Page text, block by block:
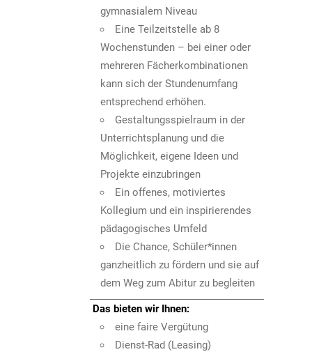
gymnasialem Niveau
Eine Teilzeitstelle ab 8
Wochenstunden – bei einer oder
mehreren Fächerkombinationen
kann sich der Stundenumfang
entsprechend erhöhen.
Gestaltungsspielraum in der
Unterrichtsplanung und die
Möglichkeit, eigene Ideen und
Projekte einzubringen
Ein offenes, motiviertes
Kollegium und ein inspirierendes
pädagogisches Umfeld
Die Chance, Schüler*innen
ganzheitlich zu fördern und sie auf
dem Weg zum Abitur zu begleiten
Das bieten wir Ihnen:
eine faire Vergütung
Dienst-Rad (Leasing)